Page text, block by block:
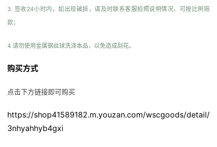
3. 签收24小时内，如出现破损，请及时联系客服拍照说明情况，可按比例赔
款；
4.请勿使用金属钢丝球洗涤本品，以免造成刮花。
购买方式
点击下方链接即可购买
https://shop41589182.m.youzan.com/wscgoods/detail/
3nhyahhyb4gxi